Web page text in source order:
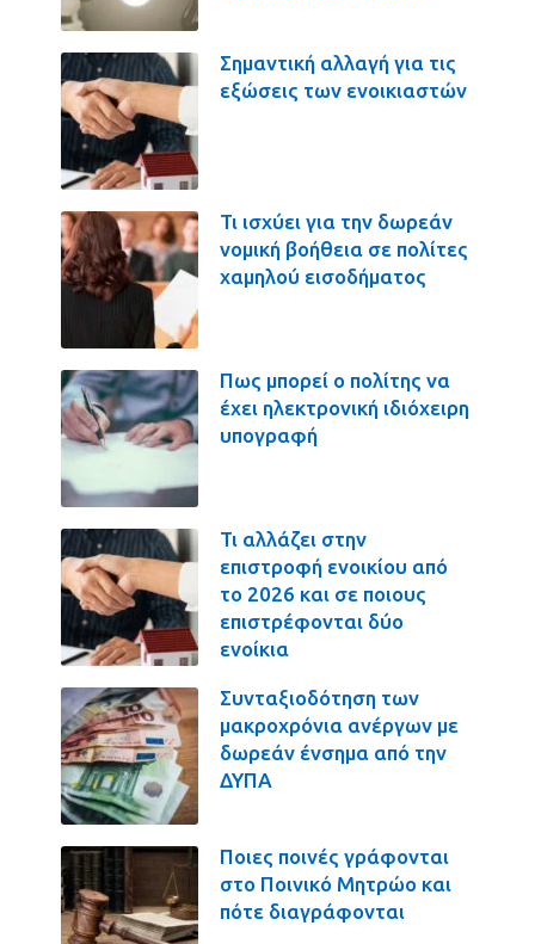
Σημαντική αλλαγή για τις
εξώσεις των ενοικιαστών
Τι ισχύει για την δωρεάν
νομική βοήθεια σε πολίτες
χαμηλού εισοδήματος
Πως μπορεί ο πολίτης να
έχει ηλεκτρονική ιδιόχειρη
υπογραφή
Τι αλλάζει στην
επιστροφή ενοικίου από
το 2026 και σε ποιους
επιστρέφονται δύο
ενοίκια
Συνταξιοδότηση των
μακροχρόνια ανέργων με
δωρεάν ένσημα από την
ΔΥΠΑ
Ποιες ποινές γράφονται
στο Ποινικό Μητρώο και
πότε διαγράφονται